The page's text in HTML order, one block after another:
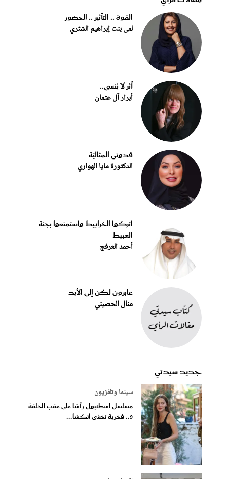
القوة .. التأثير .. الحضور
لمى بنت إبراهيم الشثري
أثر لا يُنسى..
أبرار آل عثمان
قدوتي المثاليّة
الدكتورة مايا الهواري
اتركوا الخرابيط واستمتعوا بجنة
العبيط
أحمد العرفج
عابرون لكن إلى الأبد
منال الحصيني
جديد سيدتي
سينما وتلفزيون
مسلسل اسطنبول رأسًا على عقب الحلقة
9.. فخرية تخشى انكشا...